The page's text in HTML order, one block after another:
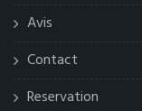
Avis
Contact
Reservation